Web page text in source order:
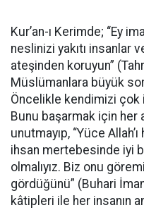
Kur’an-ı Kerimde; “Ey
neslinizi yakıtı insanlar
ateşinden koruyun”
Müslümanlara büyük
Öncelikle kendimizi
Bunu başarmak için
unutmayıp, “Yüce
ihsan mertebesinde iyi
olmalıyız. Biz onu
gördüğünü” (Buhari
kâtipleri ile her insanın